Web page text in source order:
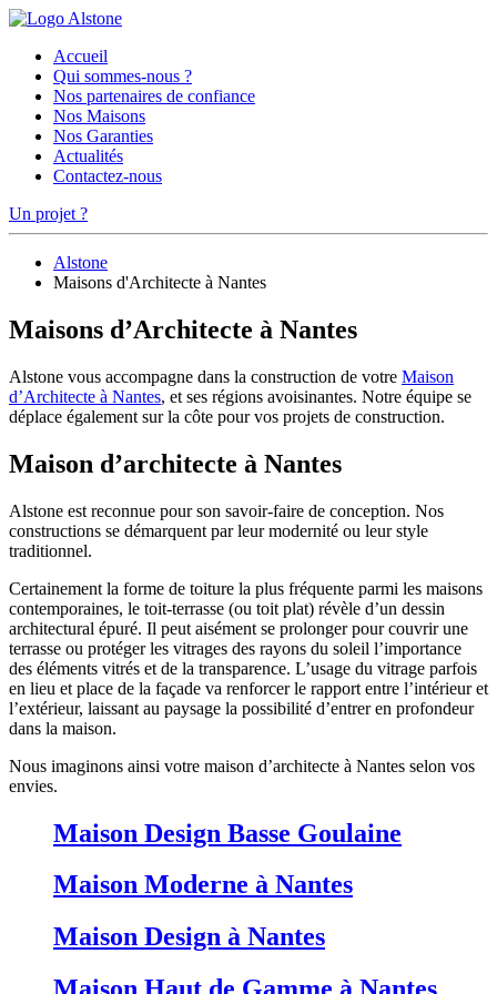
Accueil
Qui sommes-nous ?
Nos partenaires de confiance
Nos Maisons
Nos Garanties
Actualités
Contactez-nous
Un projet ?
Alstone
Maisons d'Architecte à Nantes
Maisons d’Architecte à Nantes
Alstone vous accompagne dans la construction de votre Maison
d’Architecte à Nantes, et ses régions avoisinantes. Notre équipe se
déplace également sur la côte pour vos projets de construction.
Maison d’architecte à Nantes
Alstone est reconnue pour son savoir-faire de conception. Nos
constructions se démarquent par leur modernité ou leur style
traditionnel.
Certainement la forme de toiture la plus fréquente parmi les maisons
contemporaines, le toit-terrasse (ou toit plat) révèle d’un dessin
architectural épuré. Il peut aisément se prolonger pour couvrir une
terrasse ou protéger les vitrages des rayons du soleil l’importance
des éléments vitrés et de la transparence. L’usage du vitrage parfois
en lieu et place de la façade va renforcer le rapport entre l’intérieur et
l’extérieur, laissant au paysage la possibilité d’entrer en profondeur
dans la maison.
Nous imaginons ainsi votre maison d’architecte à Nantes selon vos
envies.
Maison Design Basse Goulaine
Maison Moderne à Nantes
Maison Design à Nantes